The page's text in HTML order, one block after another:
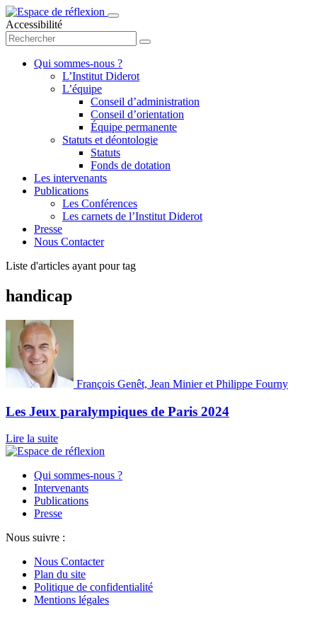
Accessibilité
Qui sommes-nous ?
L’Institut Diderot
L’équipe
Conseil d’administration
Conseil d’orientation
Équipe permanente
Statuts et déontologie
Statuts
Fonds de dotation
Les intervenants
Publications
Les Conférences
Les carnets de l’Institut Diderot
Presse
Nous Contacter
Liste d'articles ayant pour tag
handicap
François Genêt, Jean Minier et Philippe Fourny
Les Jeux paralympiques de Paris 2024
Lire la suite
Qui sommes-nous ?
Intervenants
Publications
Presse
Nous suivre :
Nous Contacter
Plan du site
Politique de confidentialité
Mentions légales